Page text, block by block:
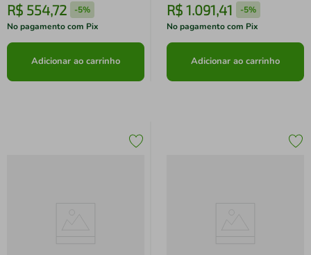
R$ 554,72 -5%
No pagamento com Pix
Adicionar ao carrinho
R$ 1.091,41 -5%
No pagamento com Pix
Adicionar ao carrinho